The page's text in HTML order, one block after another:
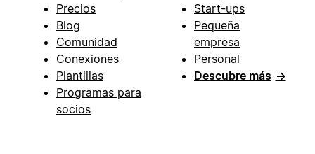
Precios
Blog
Comunidad
Conexiones
Plantillas
Programas para
socios
Start-ups
Pequeña
empresa
Personal
Descubre más →